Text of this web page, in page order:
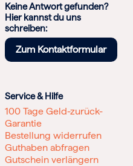
Keine Antwort gefunden?
Hier kannst du uns
schreiben:
Zum Kontaktformular
Service & Hilfe
100 Tage Geld-zurück-
Garantie
Bestellung widerrufen
Guthaben abfragen
Gutschein verlängern